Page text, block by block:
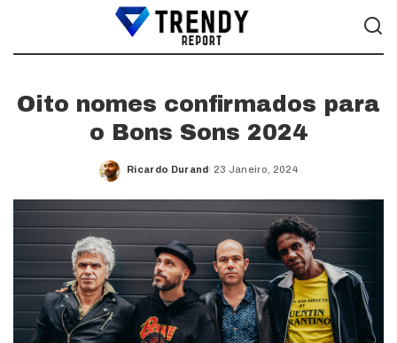
Oito nomes confirmados para
o Bons Sons 2024
Posted
Ricardo Durand 23 Janeiro, 2024